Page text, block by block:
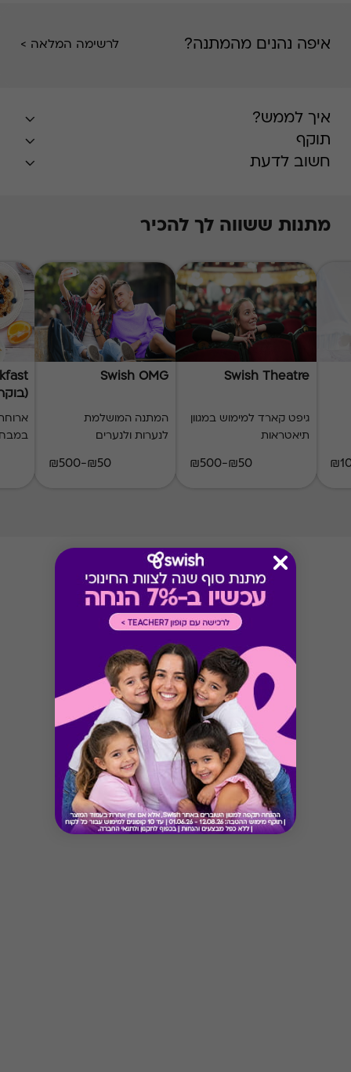
איפה נהנים מהמתנה? לרשימה המלאה >
איך לממש?
תוקף
חשוב לדעת
מתנות ששווה לך להכיר
Swish Theatre
גיפט קארד למימוש במגוון
תיאטראות
₪50-₪500
Swish OMG
המתנה המושלמת
לנערות ולנערים
₪50-₪500
(בוקר